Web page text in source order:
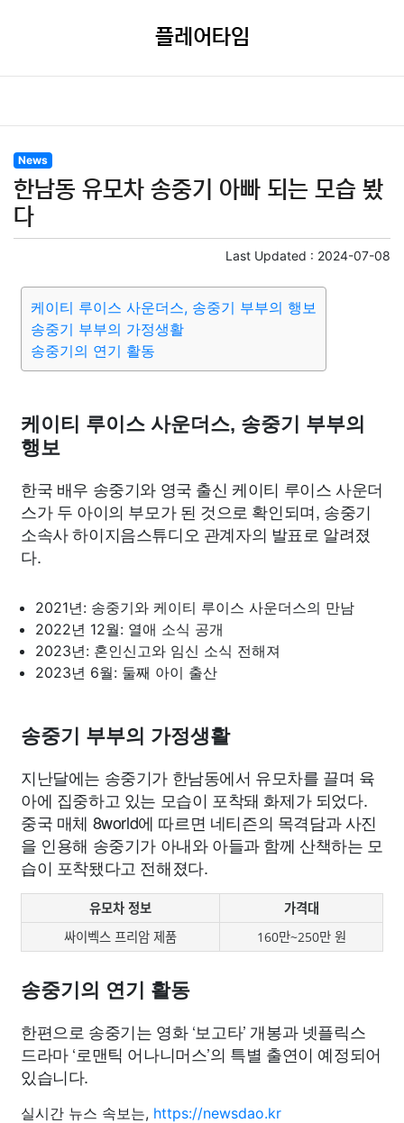
플레어타임
News
한남동 유모차 송중기 아빠 되는 모습 봤
다
Last Updated : 2024-07-08
케이티 루이스 사운더스, 송중기 부부의 행보
송중기 부부의 가정생활
송중기의 연기 활동
케이티 루이스 사운더스, 송중기 부부의
행보
한국 배우 송중기와 영국 출신 케이티 루이스 사운더
스가 두 아이의 부모가 된 것으로 확인되며, 송중기
소속사 하이지음스튜디오 관계자의 발표로 알려졌
다.
2021년: 송중기와 케이티 루이스 사운더스의 만남
2022년 12월: 열애 소식 공개
2023년: 혼인신고와 임신 소식 전해져
2023년 6월: 둘째 아이 출산
송중기 부부의 가정생활
지난달에는 송중기가 한남동에서 유모차를 끌며 육
아에 집중하고 있는 모습이 포착돼 화제가 되었다.
중국 매체 8world에 따르면 네티즌의 목격담과 사진
을 인용해 송중기가 아내와 아들과 함께 산책하는 모
습이 포착됐다고 전해졌다.
유모차 정보
가격대
싸이벡스 프리암 제품
160만~250만 원
송중기의 연기 활동
한편으로 송중기는 영화 ‘보고타’ 개봉과 넷플릭스
드라마 ‘로맨틱 어나니머스’의 특별 출연이 예정되어
있습니다.
실시간 뉴스 속보는, https://newsdao.kr